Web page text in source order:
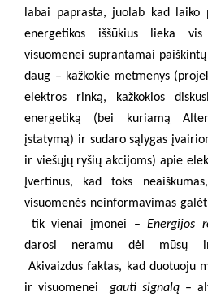
labai paprasta, juolab kad laiko
energetikos iššūkius lieka
visuomenei suprantamai
daug – kažkokie metmenys
elektros rinką, kažkokios
energetiką (bei kuriamą
įstatymą) ir sudaro sąlygas
ir viešųjų ryšių akcijoms) apie
Įvertinus, kad toks
visuomenės neinformavimas
tik vienai įmonei –Energijos
darosi neramu dėl mūsų
Akivaizdus faktas, kad duotuoju
ir visuomenei gauti signalą –